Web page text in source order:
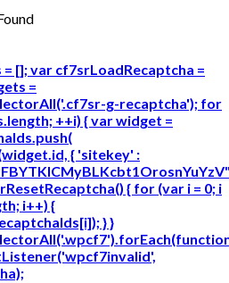
[]; var cf7srLoadRecaptcha =
=
g-recaptcha'); for
++i) { var widget =
{ 'sitekey' :
{ for (var i = 0; i
i++) {
} }